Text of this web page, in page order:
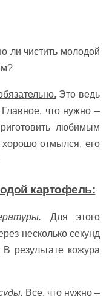
ли чистить молодой
Это ведь
что нужно –
любимым
отмылся, его
картофель:
Для этого
несколько секунд
результате кожура
Все, что нужно –